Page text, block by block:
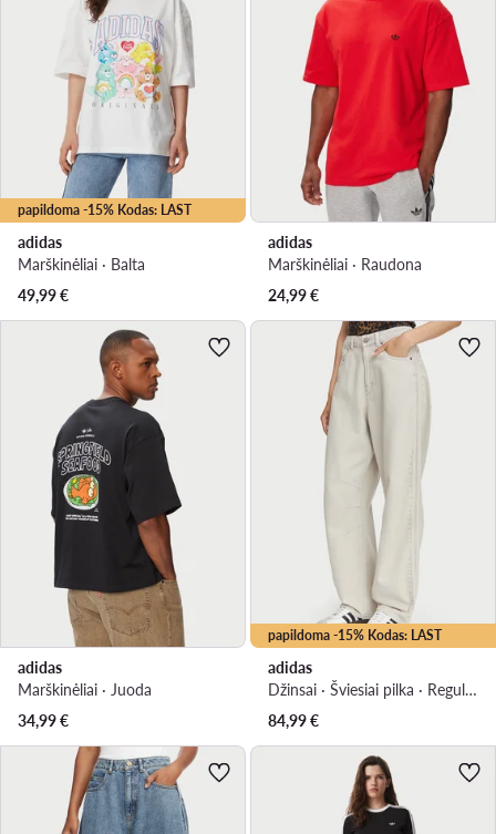
papildoma -15% Kodas: LAST
adidas
Marškinėliai · Balta
49,99€
adidas
Marškinėliai · Raudona
24,99€
adidas
Marškinėliai · Juoda
34,99€
papildoma -15% Kodas: LAST
adidas
Džinsai · Šviesiai pilka · Regular Fit
84,99€